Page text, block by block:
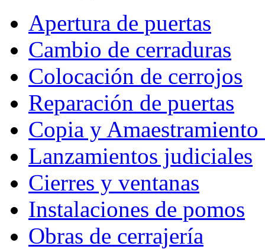
Apertura de puertas
Cambio de cerraduras
Colocación de cerrojos
Reparación de puertas
Copia y Amaestramiento
Lanzamientos judiciales
Cierres y ventanas
Instalaciones de pomos
Obras de cerrajería